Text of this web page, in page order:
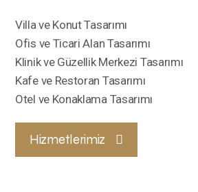
Villa ve Konut Tasarımı
Ofis ve Ticari Alan Tasarımı
Klinik ve Güzellik Merkezi Tasarımı
Kafe ve Restoran Tasarımı
Otel ve Konaklama Tasarımı
Hizmetlerimiz